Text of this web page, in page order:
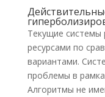
Текущие системы
ресурсами по
вариантами.
проблемы в
Алгоритмы не